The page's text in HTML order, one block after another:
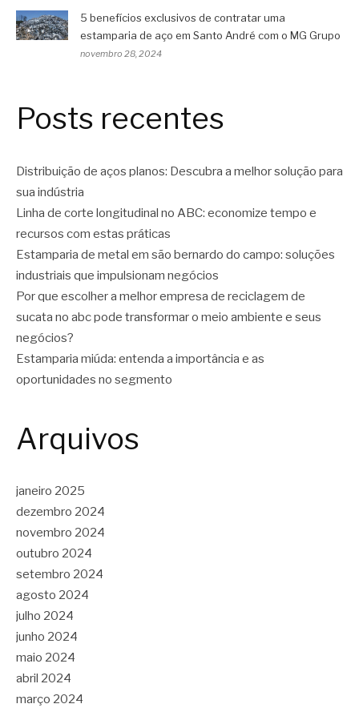
5 benefícios exclusivos de contratar uma
estamparia de aço em Santo André com o MG Grupo
novembro 28, 2024
Posts recentes
Distribuição de aços planos: Descubra a melhor solução para
sua indústria
Linha de corte longitudinal no ABC: economize tempo e
recursos com estas práticas
Estamparia de metal em são bernardo do campo: soluções
industriais que impulsionam negócios
Por que escolher a melhor empresa de reciclagem de
sucata no abc pode transformar o meio ambiente e seus
negócios?
Estamparia miúda: entenda a importância e as
oportunidades no segmento
Arquivos
janeiro 2025
dezembro 2024
novembro 2024
outubro 2024
setembro 2024
agosto 2024
julho 2024
junho 2024
maio 2024
abril 2024
março 2024